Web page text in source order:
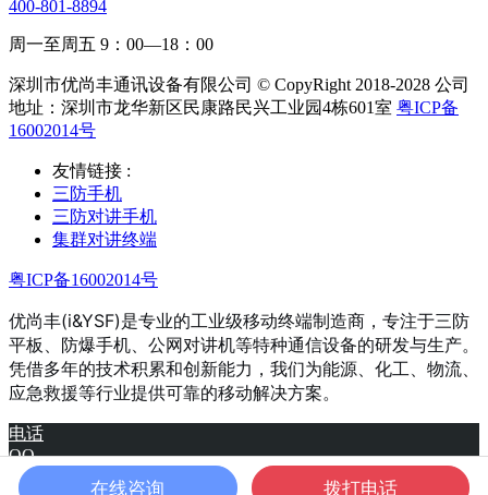
400-801-8894
周一至周五 9：00—18：00
深圳市优尚丰通讯设备有限公司 © CopyRight 2018-2028 公司
地址：深圳市龙华新区民康路民兴工业园4栋601室 粤ICP备
16002014号
友情链接 :
三防手机
三防对讲手机
集群对讲终端
粤ICP备16002014号
优尚丰(i&YSF)是专业的工业级移动终端制造商，专注于三防
平板、防爆手机、公网对讲机等特种通信设备的研发与生产。
凭借多年的技术积累和创新能力，我们为能源、化工、物流、
应急救援等行业提供可靠的移动解决方案。
电话
QQ
产品
在线咨询 拨打电话